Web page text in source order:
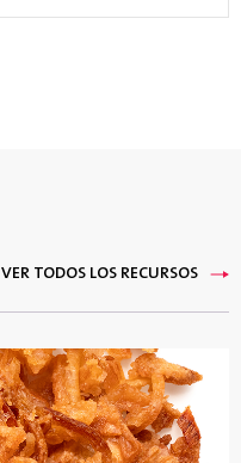
VER TODOS LOS RECURSOS